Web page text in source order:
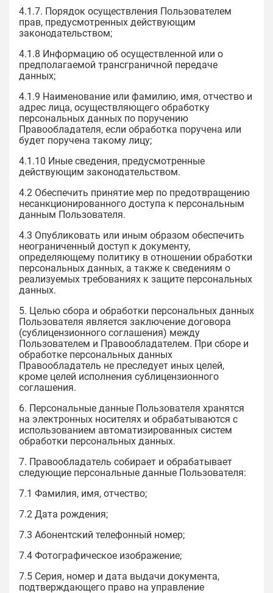
4.1.7. Порядок осуществления Пользователем
прав, предусмотренных действующим
законодательством;
4.1.8 Информацию об осуществленной или о
предполагаемой трансграничной передаче
данных;
4.1.9 Наименование или фамилию, имя, отчество и
адрес лица, осуществляющего обработку
персональных данных по поручению
Правообладателя, если обработка поручена или
будет поручена такому лицу;
4.1.10 Иные сведения, предусмотренные
действующим законодательством.
4.2 Обеспечить принятие мер по предотвращению
несанкционированного доступа к персональным
данным Пользователя.
4.3 Опубликовать или иным образом обеспечить
неограниченный доступ к документу,
определяющему политику в отношении обработки
персональных данных, а также к сведениям о
реализуемых требованиях к защите персональных
данных.
5. Целью сбора и обработки персональных данных
Пользователя является заключение договора
(сублицензионного соглашения) между
Пользователем и Правообладателем. При сборе и
обработке персональных данных
Правообладатель не преследует иных целей,
кроме целей исполнения сублицензионного
соглашения.
6. Персональные данные Пользователя хранятся
на электронных носителях и обрабатываются с
использованием автоматизированных систем
обработки персональных данных.
7. Правообладатель собирает и обрабатывает
следующие персональные данные Пользователя:
7.1 Фамилия, имя, отчество;
7.2 Дата рождения;
7.3 Абонентский телефонный номер;
7.4 Фотографическое изображение;
7.5 Серия, номер и дата выдачи документа,
подтверждающего право на управление